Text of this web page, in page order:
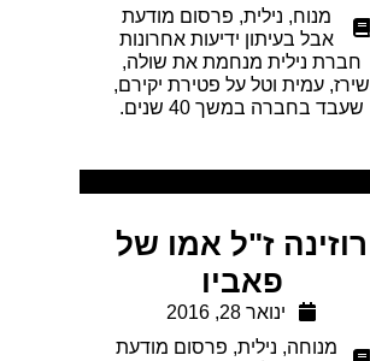
מנוח, נילית, פרסום מודעת
אבל בעיתון ידיעות אחרונות
חברת נילית מנחמת את שולה,
שירז, עמית וטל על פטירת יקירם,
שעבד בחברה במשך 40 שנים.
רוזינה ז"ל אמו של
פאביו
ינואר 28, 2016
מנוחה, נילית, פרסום מודעת